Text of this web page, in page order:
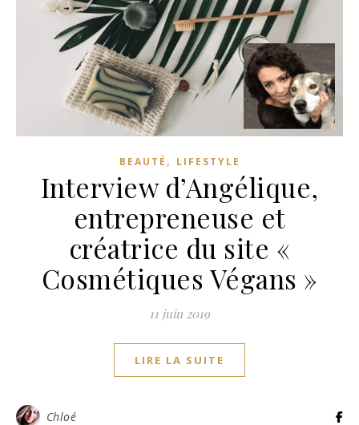
BEAUTÉ , LIFESTYLE
Interview d’Angélique,
entrepreneuse et
créatrice du site «
Cosmétiques Végans »
11 juin 2019
LIRE LA SUITE
Chloé